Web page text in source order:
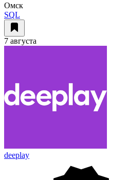
Омск
SQL
7 августа
deeplay